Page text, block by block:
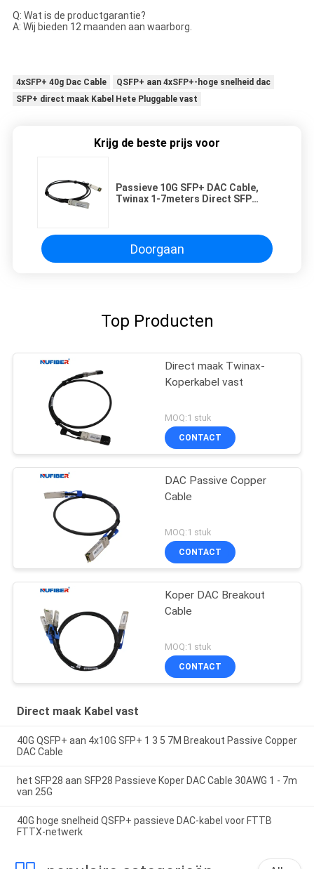
Q: Wat is de productgarantie?
A: Wij bieden 12 maanden aan waarborg.
4xSFP+ 40g Dac Cable
QSFP+ aan 4xSFP+-hoge snelheid dac
SFP+ direct maak Kabel Hete Pluggable vast
Krijg de beste prijs voor
Passieve 10G SFP+ DAC Cable,
Twinax 1-7meters Direct SFP
Doorgaan
Top Producten
Direct maak Twinax-
Koperkabel vast
MOQ:1 stuk
CONTACT
DAC Passive Copper
Cable
MOQ:1 stuk
CONTACT
Koper DAC Breakout
Cable
MOQ:1 stuk
CONTACT
Direct maak Kabel vast
40G QSFP+ aan 4x10G SFP+ 1 3 5 7M Breakout Passive Copper
DAC Cable
het SFP28 aan SFP28 Passieve Koper DAC Cable 30AWG 1 - 7m
van 25G
40G hoge snelheid QSFP+ passieve DAC-kabel voor FTTB
FTTX-netwerk